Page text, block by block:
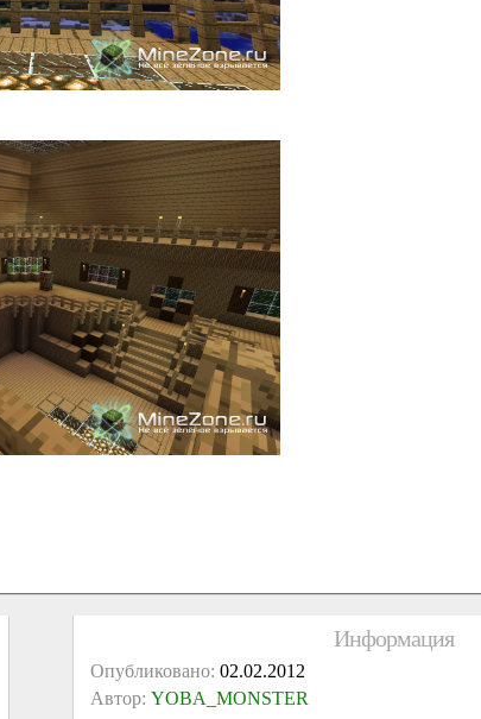
Информация
Опубликовано: 02.02.2012
Автор: YOBA_MONSTER